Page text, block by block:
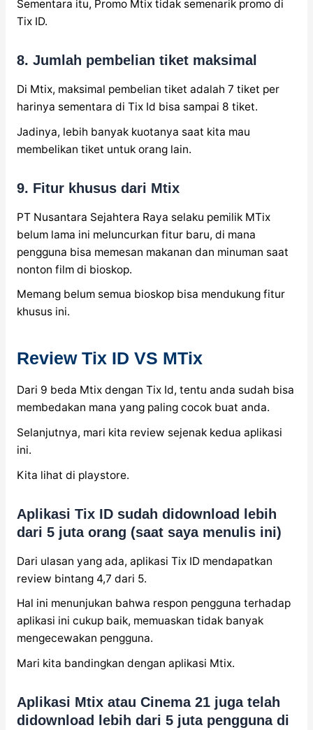
Sementara itu, Promo Mtix tidak semenarik promo di
Tix ID.
8. Jumlah pembelian tiket maksimal
Di Mtix, maksimal pembelian tiket adalah 7 tiket per
harinya sementara di Tix Id bisa sampai 8 tiket.
Jadinya, lebih banyak kuotanya saat kita mau
membelikan tiket untuk orang lain.
9. Fitur khusus dari Mtix
PT Nusantara Sejahtera Raya selaku pemilik MTix
belum lama ini meluncurkan fitur baru, di mana
pengguna bisa memesan makanan dan minuman saat
nonton film di bioskop.
Memang belum semua bioskop bisa mendukung fitur
khusus ini.
Review Tix ID VS MTix
Dari 9 beda Mtix dengan Tix Id, tentu anda sudah bisa
membedakan mana yang paling cocok buat anda.
Selanjutnya, mari kita review sejenak kedua aplikasi
ini.
Kita lihat di playstore.
Aplikasi Tix ID sudah didownload lebih
dari 5 juta orang (saat saya menulis ini)
Dari ulasan yang ada, aplikasi Tix ID mendapatkan
review bintang 4,7 dari 5.
Hal ini menunjukan bahwa respon pengguna terhadap
aplikasi ini cukup baik, memuaskan tidak banyak
mengecewakan pengguna.
Mari kita bandingkan dengan aplikasi Mtix.
Aplikasi Mtix atau Cinema 21 juga telah
didownload lebih dari 5 juta pengguna di